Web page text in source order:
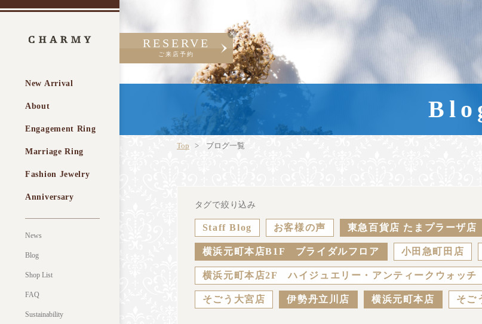
New Arrival
About
Engagement Ring
Marriage Ring
Fashion Jewelry
Anniversary
News
Blog
Shop List
FAQ
Sustainability
RESERVE
ご来店予約
Top ブログ一覧
タグで絞り込み
Staff Blog お客様の声 東急百貨店 たまプラーザ店
横浜元町本店B1F ブライダルフロア 小田急町田店
横浜元町本店2F ハイジュエリー・アンティークウォッチ
そごう大宮店 伊勢丹立川店 横浜元町本店 そご